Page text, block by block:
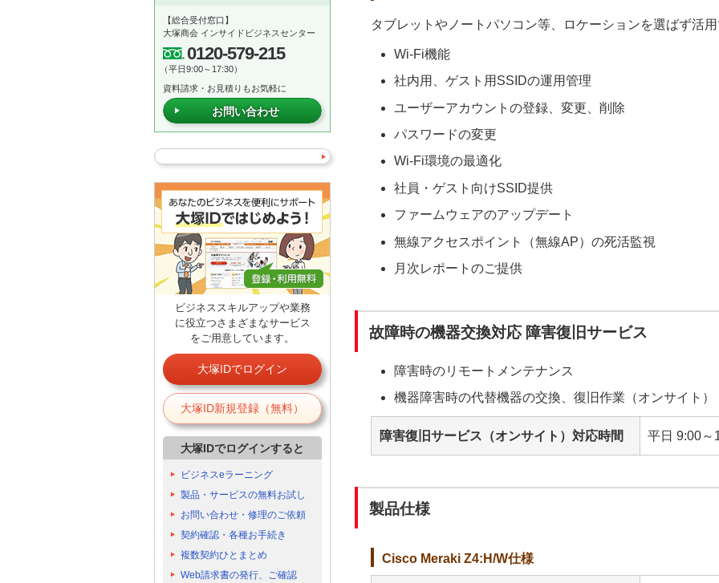
タブレットやノートパソコン等、ロケーションを選ばず活
Wi-Fi機能
社内用、ゲスト用SSIDの運用管理
ユーザーアカウントの登録、変更、削除
パスワードの変更
Wi-Fi環境の最適化
社員・ゲスト向けSSID提供
ファームウェアのアップデート
無線アクセスポイント（無線AP）の死活監視
月次レポートのご提供
故障時の機器交換対応 障害復旧サービス
障害時のリモートメンテナンス
機器障害時の代替機器の交換、復旧作業（オンサイト）
障害復旧サービス（オンサイト）対応時間 平日 9:00～
製品仕様
Cisco Meraki Z4:H/W仕様
【総合受付窓口】
大塚商会 インサイドビジネスセンター
0120-579-215
（平日9:00～17:30）
資料請求・お見積りもお気軽に
お問い合わせ
ビジネススキルアップや業務
に役立つさまざまなサービス
をご用意しています。
大塚IDでログイン
大塚ID新規登録（無料）
大塚IDでログインすると
ビジネスeラーニング
製品・サービスの無料お試し
お問い合わせ・修理のご依頼
契約確認・各種お手続き
複数契約ひとまとめ
Web請求書の発行、ご確認